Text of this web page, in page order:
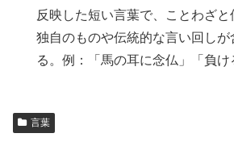
反映した短い言葉で、ことわざ
独自のものや伝統的な言い回し
る。例：「馬の耳に念仏」「負け
言葉